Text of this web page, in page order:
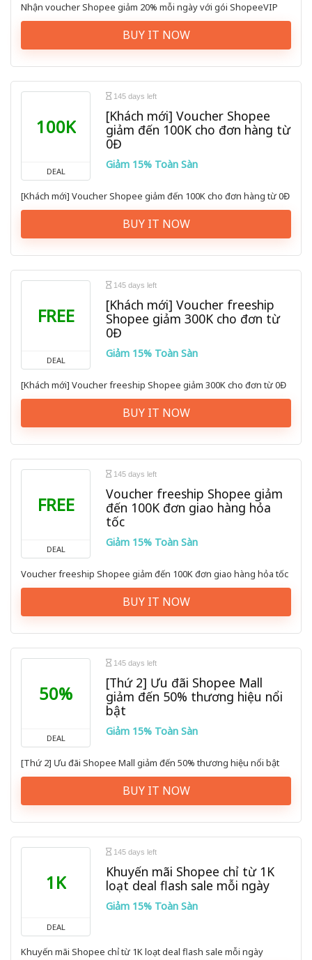
Nhận voucher Shopee giảm 20% mỗi ngày với gói ShopeeVIP
BUY IT NOW
100K
DEAL
145 days left
[Khách mới] Voucher Shopee
giảm đến 100K cho đơn hàng từ
0Đ
Giảm 15% Toàn Sàn
[Khách mới] Voucher Shopee giảm đến 100K cho đơn hàng từ 0Đ
BUY IT NOW
FREE
DEAL
145 days left
[Khách mới] Voucher freeship
Shopee giảm 300K cho đơn từ
0Đ
Giảm 15% Toàn Sàn
[Khách mới] Voucher freeship Shopee giảm 300K cho đơn từ 0Đ
BUY IT NOW
FREE
DEAL
145 days left
Voucher freeship Shopee giảm
đến 100K đơn giao hàng hỏa
tốc
Giảm 15% Toàn Sàn
Voucher freeship Shopee giảm đến 100K đơn giao hàng hỏa tốc
BUY IT NOW
50%
DEAL
145 days left
[Thứ 2] Ưu đãi Shopee Mall
giảm đến 50% thương hiệu nổi
bật
Giảm 15% Toàn Sàn
[Thứ 2] Ưu đãi Shopee Mall giảm đến 50% thương hiệu nổi bật
BUY IT NOW
1K
DEAL
145 days left
Khuyến mãi Shopee chỉ từ 1K
loạt deal flash sale mỗi ngày
Giảm 15% Toàn Sàn
Khuyến mãi Shopee chỉ từ 1K loạt deal flash sale mỗi ngày